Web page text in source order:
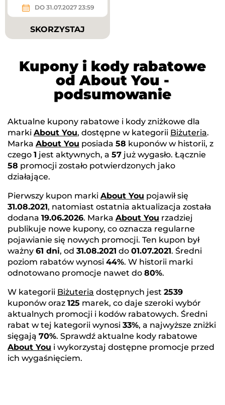
DO 31.07.2027 23:59
SKORZYSTAJ
Kupony i kody rabatowe
od About You -
podsumowanie
Aktualne kupony rabatowe i kody zniżkowe dla
marki About You, dostępne w kategorii Biżuteria.
Marka About You posiada 58 kuponów w historii, z
czego 1 jest aktywnych, a 57 już wygasło. Łącznie
58 promocji zostało potwierdzonych jako
działające.
Pierwszy kupon marki About You pojawił się
31.08.2021, natomiast ostatnia aktualizacja została
dodana 19.06.2026. Marka About You rzadziej
publikuje nowe kupony, co oznacza regularne
pojawianie się nowych promocji. Ten kupon był
ważny 61 dni, od 31.08.2021 do 01.07.2021. Średni
poziom rabatów wynosi 44%. W historii marki
odnotowano promocje nawet do 80%.
W kategorii Biżuteria dostępnych jest 2539
kuponów oraz 125 marek, co daje szeroki wybór
aktualnych promocji i kodów rabatowych. Średni
rabat w tej kategorii wynosi 33%, a najwyższe zniżki
sięgają 70%. Sprawdź aktualne kody rabatowe
About You i wykorzystaj dostępne promocje przed
ich wygaśnięciem.